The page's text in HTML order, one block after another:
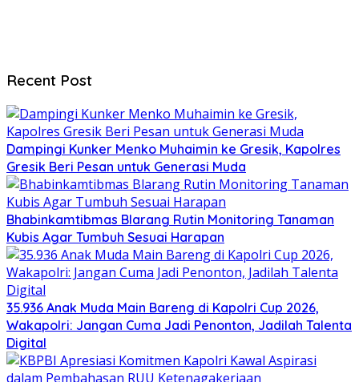
Recent Post
Dampingi Kunker Menko Muhaimin ke Gresik, Kapolres
Gresik Beri Pesan untuk Generasi Muda
Bhabinkamtibmas Blarang Rutin Monitoring Tanaman
Kubis Agar Tumbuh Sesuai Harapan
35.936 Anak Muda Main Bareng di Kapolri Cup 2026,
Wakapolri: Jangan Cuma Jadi Penonton, Jadilah Talenta
Digital